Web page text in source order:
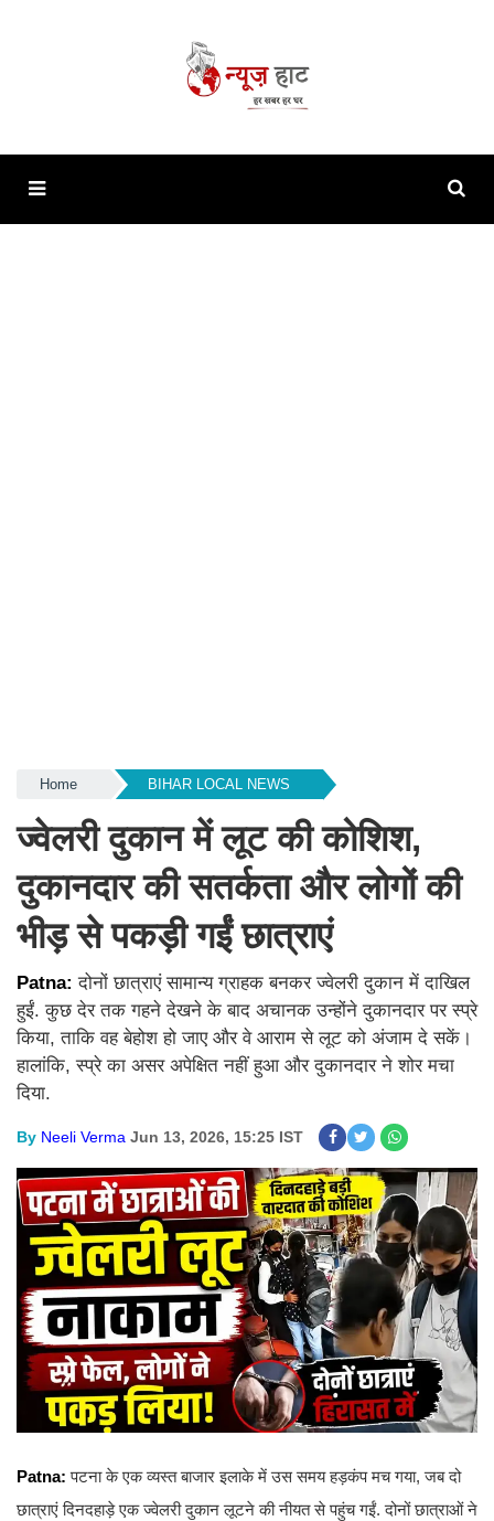
Home BIHAR LOCAL NEWS
ज्वेलरी दुकान में लूट की कोशिश,
दुकानदार की सतर्कता और लोगों की
भीड़ से पकड़ी गईं छात्राएं
Patna:दोनों छात्राएं सामान्य ग्राहक बनकर ज्वेलरी दुकान में दाखिल
हुईं. कुछ देर तक गहने देखने के बाद अचानक उन्होंने दुकानदार पर स्प्रे
किया, ताकि वह बेहोश हो जाए और वे आराम से लूट को अंजाम दे सकें।
हालांकि, स्प्रे का असर अपेक्षित नहीं हुआ और दुकानदार ने शोर मचा
दिया.
By Neeli Verma Jun 13, 2026, 15:25 IST
Patna:पटना के एक व्यस्त बाजार इलाके में उस समय हड़कंप मच गया, जब दो
छात्राएं दिनदहाड़े एक ज्वेलरी दुकान लूटने की नीयत से पहुंच गईं. दोनों छात्राओं ने